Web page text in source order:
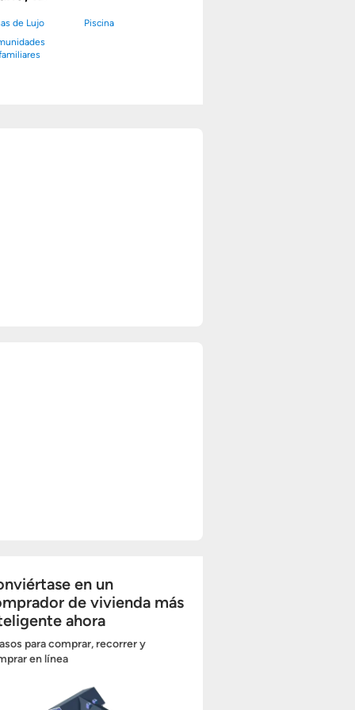
de Lujo
Piscina
en un
de vivienda más
ahora
para comprar, recorrer y
en línea